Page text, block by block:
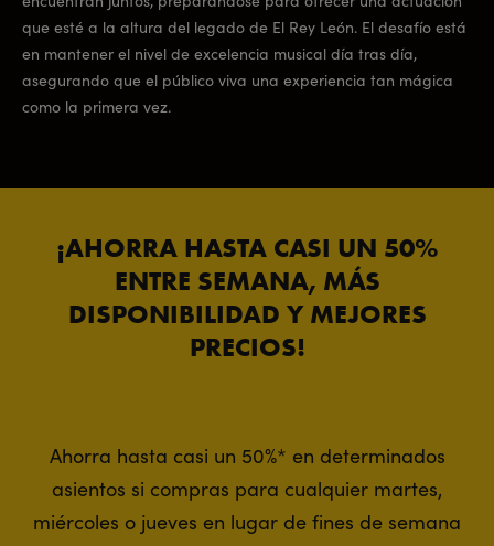
que esté a la altura del legado de El Rey León. El desafío está
en mantener el nivel de excelencia musical día tras día,
asegurando que el público viva una experiencia tan mágica
como la primera vez.
¡AHORRA HASTA CASI UN 50%
ENTRE SEMANA, MÁS
DISPONIBILIDAD Y MEJORES
PRECIOS!
Ahorra hasta casi un 50%* en determinados
asientos si compras para cualquier martes,
miércoles o jueves en lugar de fines de semana